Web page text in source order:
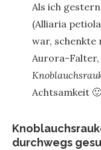
Als ich
(Alliaria
war, schenkte
Aurora-Falter,
Achtsamkeit 🙂
durchwegs